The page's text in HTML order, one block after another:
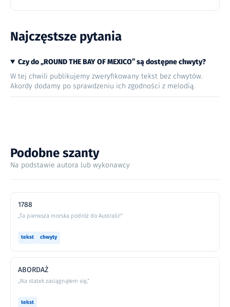
Najczęstsze pytania
Czy do „ROUND THE BAY OF MEXICO” są dostępne chwyty?
W tej chwili publikujemy zweryfikowany tekst bez chwytów.
Akordy dodamy po sprawdzeniu ich zgodności z melodią.
Podobne szanty
Na podstawie autora lub wykonawcy
1788
„Ta pierwsza morska podróż do Australii!”
tekst chwyty
ABORDAŻ
„Na statek zaciągnąłem się,”
tekst